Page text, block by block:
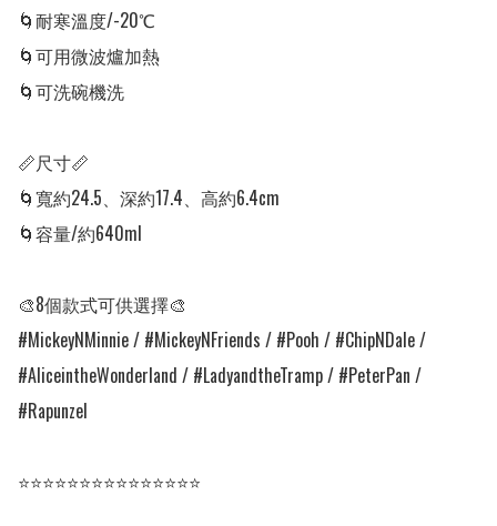
🌀耐寒溫度/-20℃
🌀可用微波爐加熱
🌀可洗碗機洗
📏尺寸📏
🌀寬約24.5、深約17.4、高約6.4cm
🌀容量/約640ml
🎨8個款式可供選擇🎨
#MickeyNMinnie / #MickeyNFriends / #Pooh / #ChipNDale /
#AliceintheWonderland / #LadyandtheTramp / #PeterPan /
#Rapunzel
⭐⭐⭐⭐⭐⭐⭐⭐⭐⭐⭐⭐⭐⭐⭐